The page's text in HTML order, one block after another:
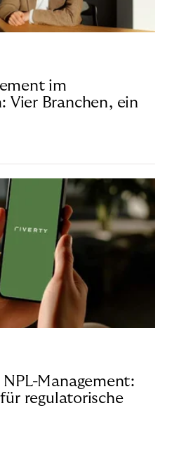
im
Vier Branchen, ein
Management:
regulatorische